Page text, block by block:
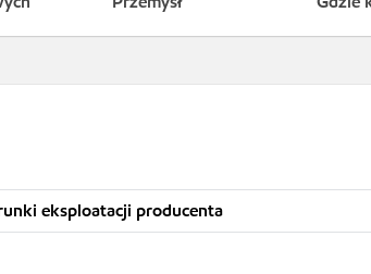
eksploatacji producenta